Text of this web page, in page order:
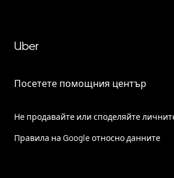
Uber
Посетете помощния център
Не продавайте или споделяйте
Правила на Google относно данните